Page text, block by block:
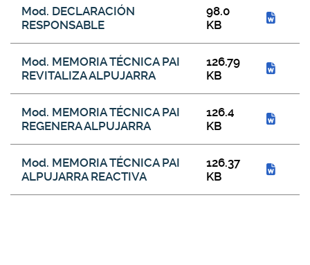
Mod. DECLARACIÓN
RESPONSABLE
98.0
KB
Mod. MEMORIA TÉCNICA PAI
REVITALIZA ALPUJARRA
126.79
KB
Mod. MEMORIA TÉCNICA PAI
REGENERA ALPUJARRA
126.4
KB
Mod. MEMORIA TÉCNICA PAI
ALPUJARRA REACTIVA
126.37
KB